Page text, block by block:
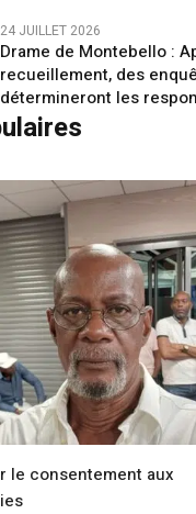
le consentement aux
24 JUILLET 2026
Drame de Montebello :
recueillement, des
détermineront les